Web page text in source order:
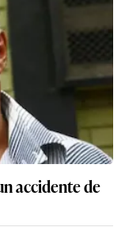
accidente de